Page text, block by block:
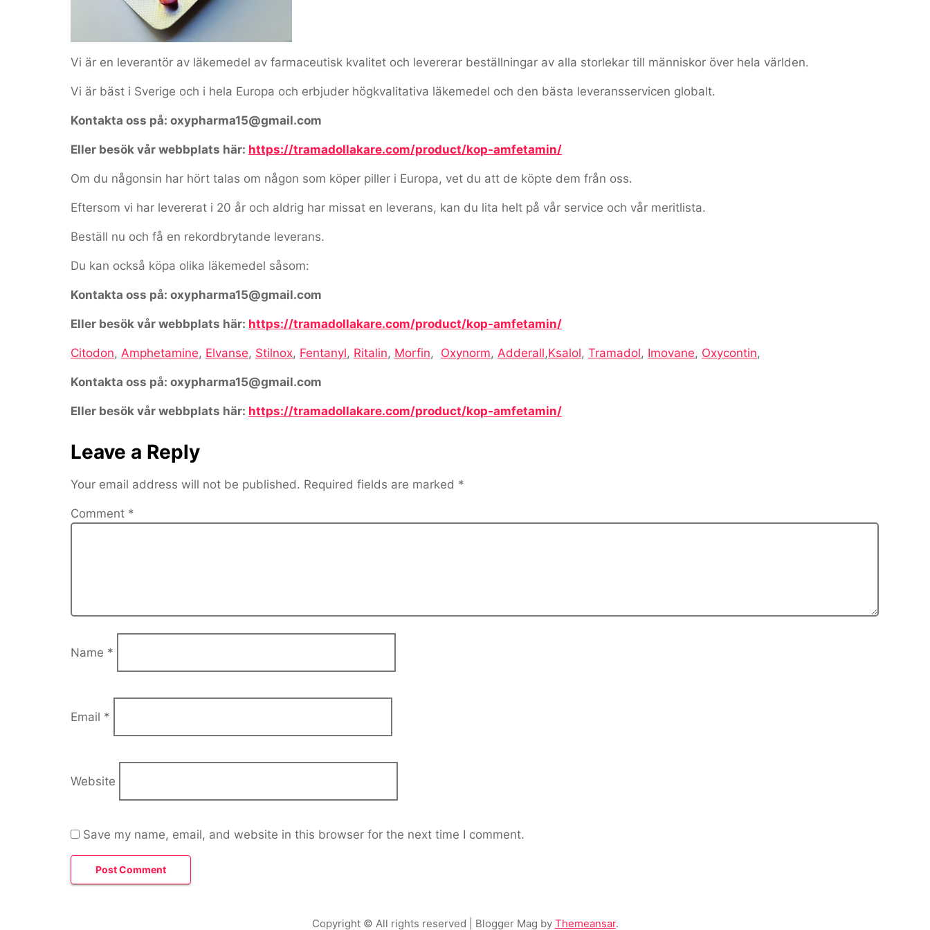
Vi är en leverantör av läkemedel av farmaceutisk kvalitet och levererar beställningar av alla storlekar till människor över hela världen.
Vi är bäst i Sverige och i hela Europa och erbjuder högkvalitativa läkemedel och den bästa leveransservicen globalt.
Kontakta oss på: oxypharma15@gmail.com
Eller besök vår webbplats här: https://tramadollakare.com/product/kop-amfetamin/
Om du någonsin har hört talas om någon som köper piller i Europa, vet du att de köpte dem från oss.
Eftersom vi har levererat i 20 år och aldrig har missat en leverans, kan du lita helt på vår service och vår meritlista.
Beställ nu och få en rekordbrytande leverans.
Du kan också köpa olika läkemedel såsom:
Kontakta oss på: oxypharma15@gmail.com
Eller besök vår webbplats här: https://tramadollakare.com/product/kop-amfetamin/
Citodon, Amphetamine, Elvanse, Stilnox, Fentanyl, Ritalin, Morfin, Oxynorm, Adderall,Ksalol, Tramadol, Imovane, Oxycontin,
Kontakta oss på: oxypharma15@gmail.com
Eller besök vår webbplats här: https://tramadollakare.com/product/kop-amfetamin/
Leave a Reply
Your email address will not be published. Required fields are marked *
Comment *
Name *
Email *
Website
Save my name, email, and website in this browser for the next time I comment.
Copyright © All rights reserved | Blogger Mag by Themeansar.